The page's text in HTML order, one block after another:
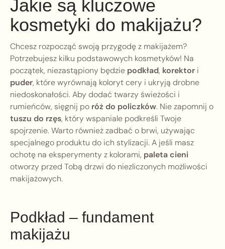
Jakie są kluczowe
kosmetyki do makijażu?
Chcesz rozpocząć swoją przygodę z makijażem?
Potrzebujesz kilku podstawowych kosmetyków! Na
początek, niezastąpiony będzie podkład, korektor i
puder, które wyrównają koloryt cery i ukryją drobne
niedoskonałości. Aby dodać twarzy świeżości i
rumieńców, sięgnij po róż do policzków. Nie zapomnij o
tuszu do rzęs, który wspaniale podkreśli Twoje
spojrzenie. Warto również zadbać o brwi, używając
specjalnego produktu do ich stylizacji. A jeśli masz
ochotę na eksperymenty z kolorami, paleta cieni
otworzy przed Tobą drzwi do niezliczonych możliwości
makijażowych.
Podkład – fundament
makijażu